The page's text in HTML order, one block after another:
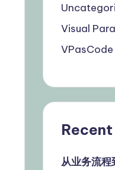
Visual
VPasCode
从业务流